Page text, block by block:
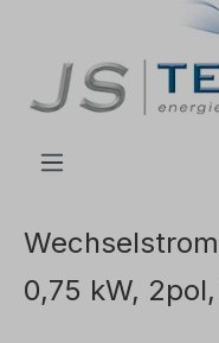
0,75 kW, 2pol,